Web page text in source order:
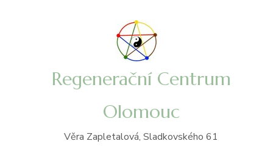
Regenerační Centrum
Olomouc
Věra Zapletalová, Sladkovského 61